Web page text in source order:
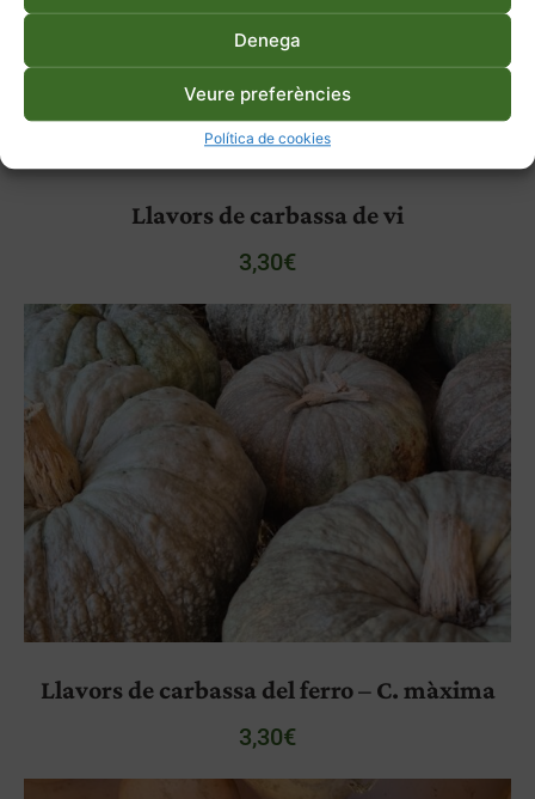
Denega
Veure preferències
Política de cookies
Llavors de carbassa de vi
3,30€
Llavors de carbassa del ferro – C. màxima
3,30€